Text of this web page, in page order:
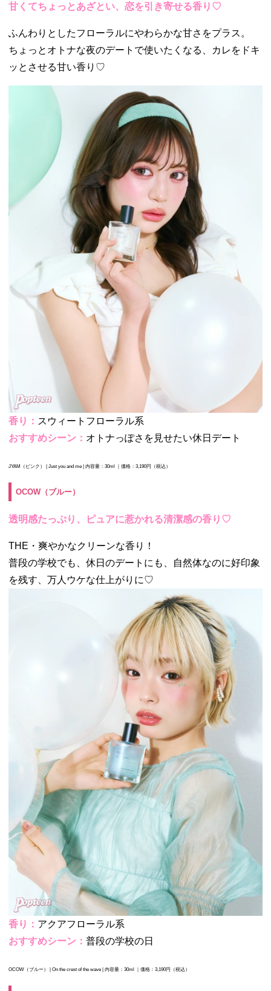
甘くてちょっとあざとい、恋を引き寄せる香り♡
ふんわりとしたフローラルにやわらかな甘さをプラス。
ちょっとオトナな夜のデートで使いたくなる、カレをドキ
ッとさせる甘い香り♡
香り： スウィートフローラル系
おすすめシーン： オトナっぽさを 見せたい休日デート
JYAM（ピンク） | Just you and me | 内容量：30ml ｜価格：3,190円（税込）
OCOW（ブルー）
透明感たっぷり、ピュアに惹かれる清潔感の香り♡
THE・爽やかなクリーンな香り！
普段の学校でも、休日のデートにも、
自然体なのに好印象
を残す、万人ウケな仕上がりに♡
香り： アクアフローラル系
おすすめシーン： 普段の学校の日
OCOW（ブルー） | On the crest of the wave | 内容量：30ml ｜価格：3,190円（税込）